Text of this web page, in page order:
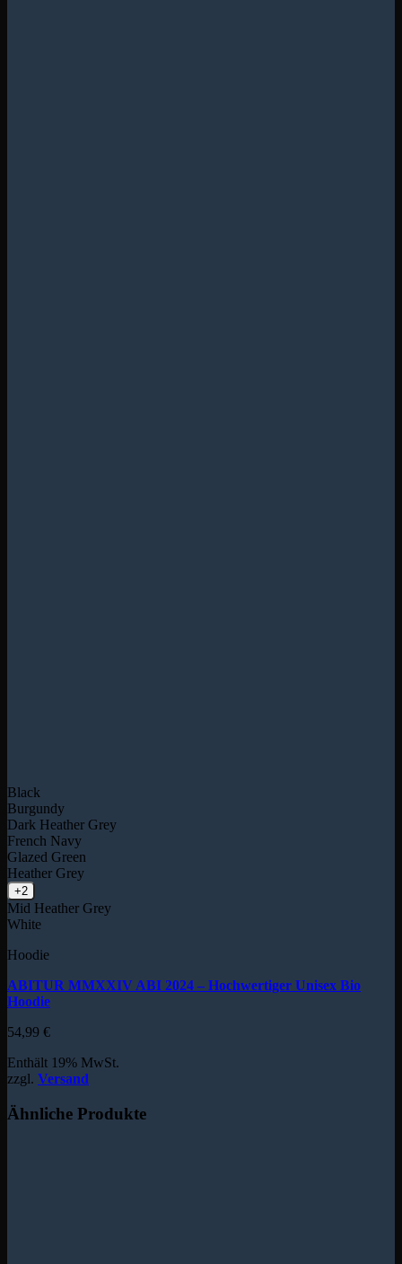
Black
Burgundy
Dark Heather Grey
French Navy
Glazed Green
Heather Grey
+2
Mid Heather Grey
White
Hoodie
ABITUR MMXXIV ABI 2024 – Hochwertiger Unisex Bio
Hoodie
54,99 €
Enthält 19% MwSt.
zzgl. Versand
Ähnliche Produkte